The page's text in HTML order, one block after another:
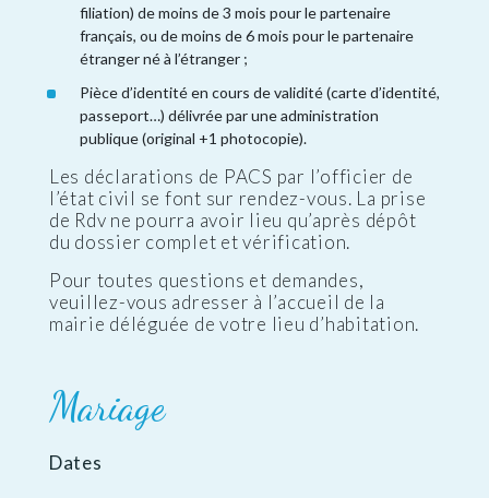
filiation) de moins de 3 mois pour le partenaire
français, ou de moins de 6 mois pour le partenaire
étranger né à l’étranger ;
Pièce d’identité en cours de validité (carte d’identité,
passeport…) délivrée par une administration
publique (original +1 photocopie).
Les déclarations de PACS par l’officier de
l’état civil se font sur rendez-vous. La prise
de Rdv ne pourra avoir lieu qu’après dépôt
du dossier complet et vérification.
Pour toutes questions et demandes,
veuillez-vous adresser à l’accueil de la
mairie déléguée de votre lieu d’habitation.
Mariage
Dates